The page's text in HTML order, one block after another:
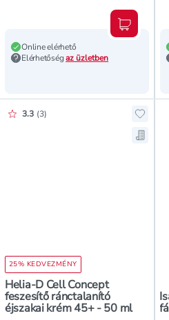
Online elérhető
Elérhetőségaz üzletben
Kosárba
25% KEDVEZMÉNY
Helia-D Cell Concept
feszesítő ránctalanító
éjszakai krém 45+ - 50 ml
Értékelés pontszáma:
3.3 (3)